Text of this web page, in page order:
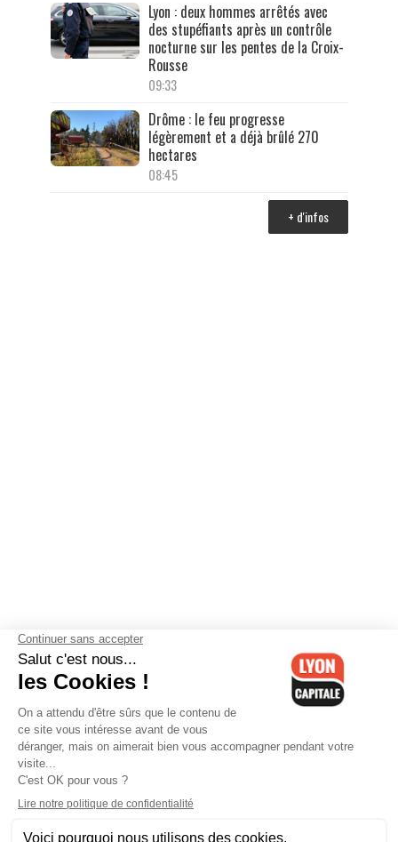
Lyon : deux hommes arrêtés avec
des stupéfiants après un contrôle
nocturne sur les pentes de la Croix-
Rousse
09:33
Drôme : le feu progresse
légèrement et a déjà brûlé 270
hectares
08:45
+ d'infos